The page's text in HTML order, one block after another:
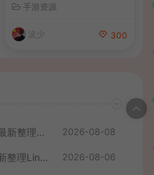
细搭建教程
手游资源
波少 300
三网H5游戏【萌斗三国H5】最新整理WIN系服务端+GM后台+详细搭建教程 2026-08-08
MT3换皮MH【天穹西游】最新整理Linux手工服务端+安卓苹果双端+GM后台+详细搭建教程+全套源码+视频教程 2026-08-06